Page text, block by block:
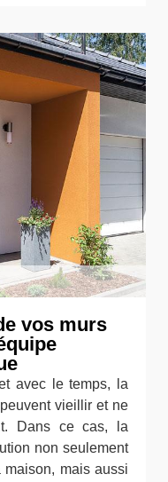
vos murs
avec le temps, la
vieillir et ne
Dans ce cas, la
non seulement
maison, mais aussi